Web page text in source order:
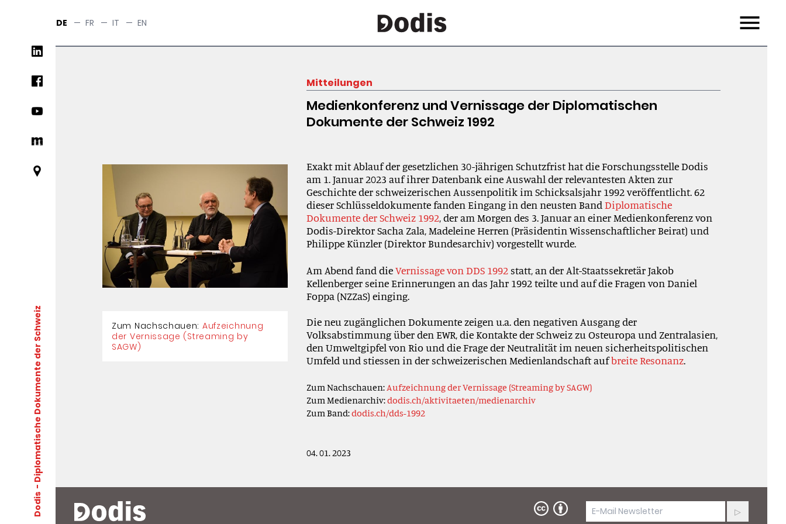
content
DE — FR — IT — EN
Menu
Social
links
Dodis
- Diplomatische Dokumente der Schweiz
Mitteilungen
Medienkonferenz und Vernissage der Diplomatischen
Dokumente der Schweiz 1992
Zum Nachschauen: Aufzeichnung
der Vernissage (Streaming by
SAGW)
Exakt mit Ablauf der gesetzlichen 30-jährigen Schutzfrist hat die Forschungsstelle Dodis
am 1. Januar 2023 auf ihrer Datenbank eine Auswahl der relevantesten Akten zur
Geschichte der schweizerischen Aussenpolitik im Schicksalsjahr 1992 veröffentlicht. 62
dieser Schlüsseldokumente fanden Eingang in den neusten Band Diplomatische
Dokumente der Schweiz 1992, der am Morgen des 3. Januar an einer Medienkonferenz von
Dodis-Direktor Sacha Zala, Madeleine Herren (Präsidentin Wissenschaftlicher Beirat) und
Philippe Künzler (Direktor Bundesarchiv) vorgestellt wurde.
Am Abend fand dieVernissage von DDS 1992statt, an der Alt-Staatssekretär Jakob
Kellenberger seine Erinnerungen an das Jahr 1992 teilte und auf die Fragen von Daniel
Foppa (NZZaS) einging.
Die neu zugänglichen Dokumente zeigen u.a. den negativen Ausgang der
Volksabstimmung über den EWR, die Kontakte der Schweiz zu Osteuropa und Zentralasien,
den Umweltgipfel von Rio und die Frage der Neutralität im neuen sicherheitspolitischen
Umfeld und stiessen in der schweizerischen Medienlandschaft aufbreite Resonanz.
Zum Nachschauen:Aufzeichnung der Vernissage (Streaming by SAGW)
Zum Medienarchiv:dodis.ch/aktivitaeten/medienarchiv
Zum Band:dodis.ch/dds-1992
04. 01. 2023